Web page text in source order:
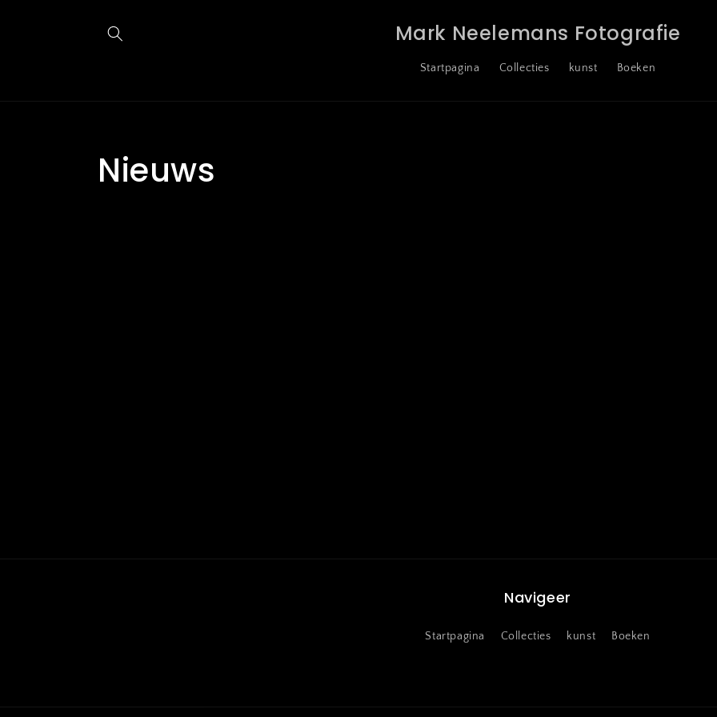
Mark Neelemans Fotografie
Startpagina Collecties kunst Boeken
Nieuws
Navigeer
Startpagina Collecties kunst Boeken